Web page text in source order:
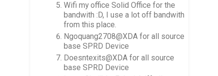
Wifi my office Solid Office for the
bandwith :D, I use a lot off bandwith
from this place.
Ngoquang2708@XDA for all source
base SPRD Device
Doesntexits@XDA for all source
base SPRD Device